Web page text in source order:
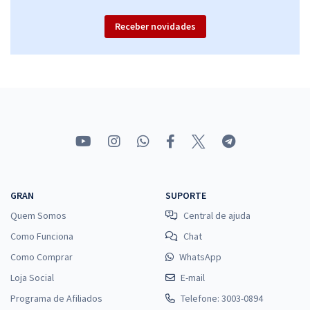
Receber novidades
GRAN
Quem Somos
Como Funciona
Como Comprar
Loja Social
Programa de Afiliados
SUPORTE
Central de ajuda
Chat
WhatsApp
E-mail
Telefone: 3003-0894